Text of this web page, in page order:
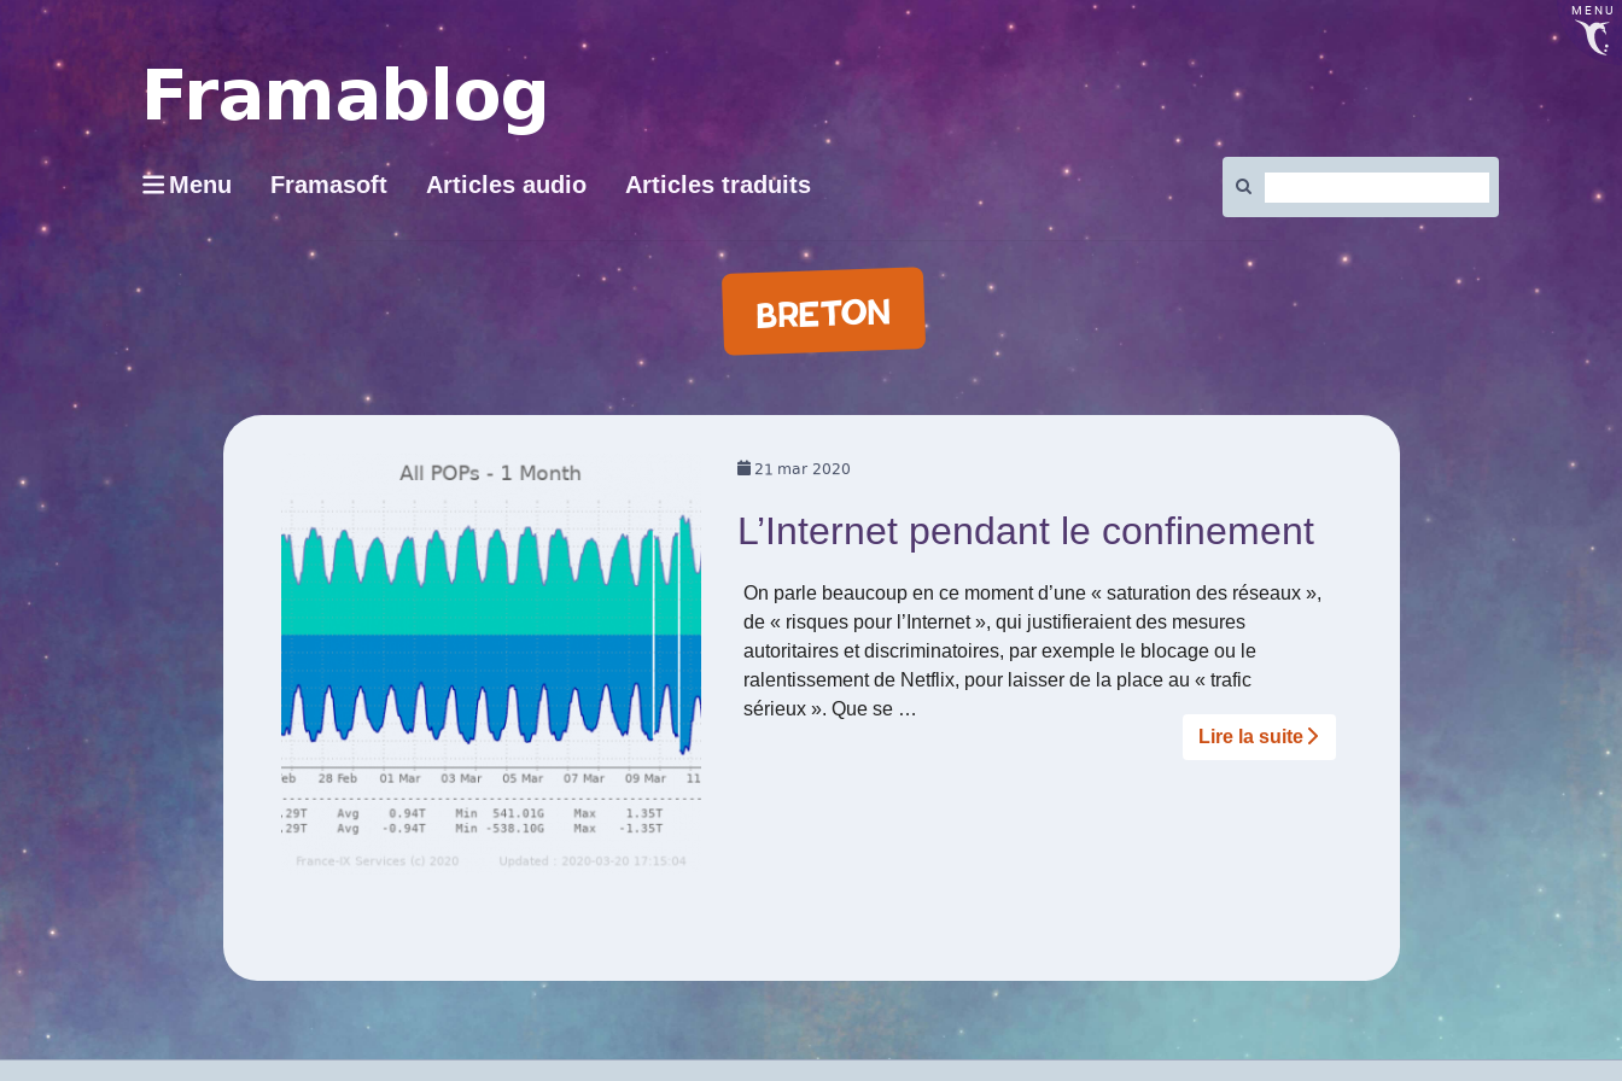
MENU
Menu Framasoft Articles audio Articles traduits
:
BRETON
21 mar 2020
L’Internet pendant le confinement
On parle beaucoup en ce moment d’une « saturation des réseaux »,
de « risques pour l’Internet », qui justifieraient des mesures
autoritaires et discriminatoires, par exemple le blocage ou le
ralentissement de Netflix, pour laisser de la place au « trafic
sérieux ». Que se …
Lire la suite­­